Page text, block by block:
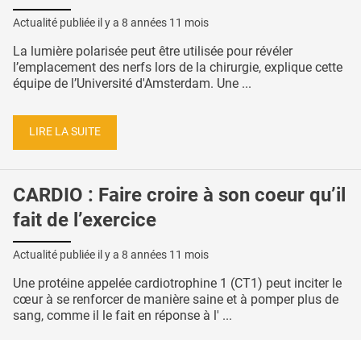
Actualité publiée il y a 8 années 11 mois
La lumière polarisée peut être utilisée pour révéler
l’emplacement des nerfs lors de la chirurgie, explique cette
équipe de l’Université d'Amsterdam. Une ...
LIRE LA SUITE
CARDIO : Faire croire à son coeur qu’il
fait de l’exercice
Actualité publiée il y a 8 années 11 mois
Une protéine appelée cardiotrophine 1 (CT1) peut inciter le
cœur à se renforcer de manière saine et à pomper plus de
sang, comme il le fait en réponse à l' ...